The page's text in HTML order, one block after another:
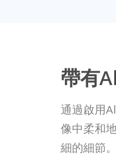
帶有
通過啟用
像中柔和
細的細節。